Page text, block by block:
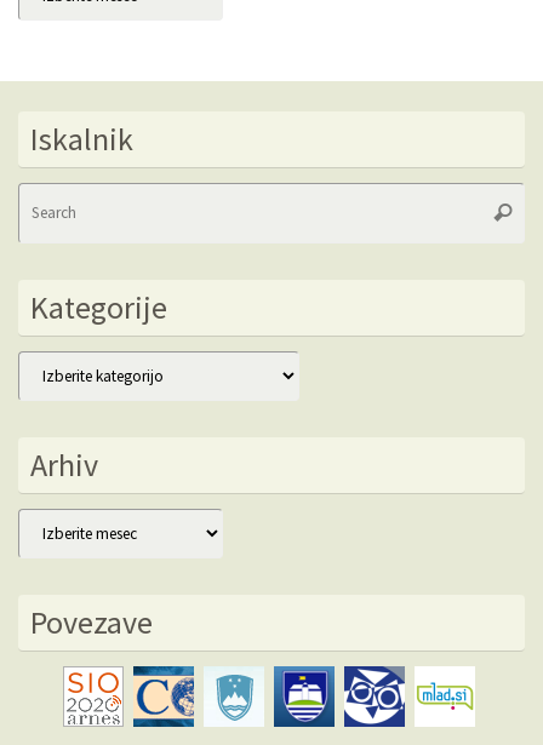
Iskalnik
Kategorije
Kategorije
Arhiv
Arhiv
Povezave